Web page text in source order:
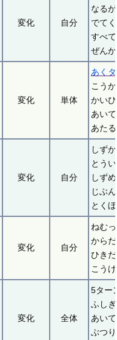
変化 自分
なる
でて
すべ
ぜん
変化 単体
あく
こう
かい
あい
あた
変化 自分
しず
とう
しず
じぶ
とく
変化 自分
ねむ
から
ひき
こう
変化 全体
5ター
ふし
あい
ぶつ